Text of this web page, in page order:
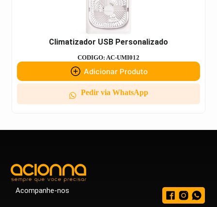
Climatizador USB Personalizado
CODIGO: AC-UMI012
Adicionar Produto
Pedir via WhatsApp
Acompanhe-nos